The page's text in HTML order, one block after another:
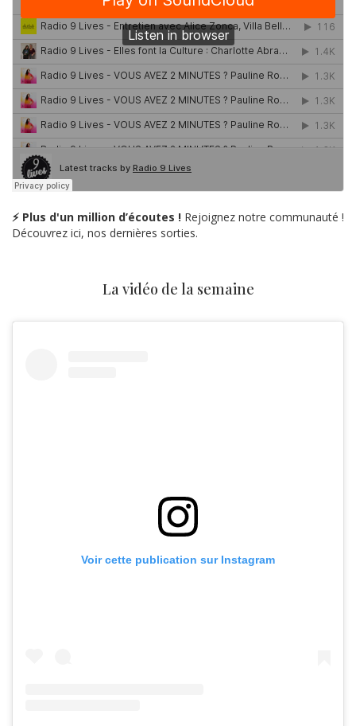
⚡ Plus d'un million d’écoutes ! Rejoignez notre communauté !
Découvrez ici, nos dernières sorties.
La vidéo de la semaine
Voir cette publication sur Instagram